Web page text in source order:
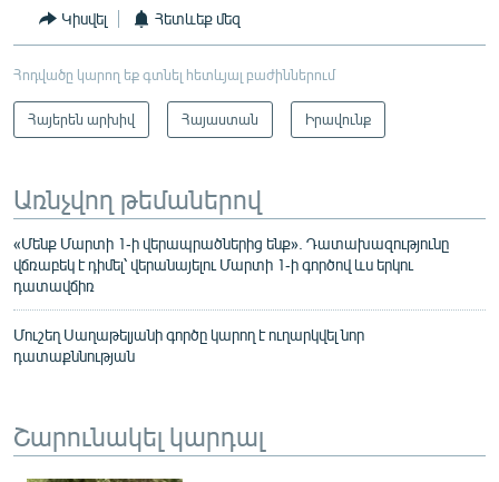
Կիսվել Հետևեք մեզ
Հոդվածը կարող եք գտնել հետևյալ բաժիններում
Հայերեն արխիվ Հայաստան Իրավունք
Առնչվող թեմաներով
«Մենք Մարտի 1-ի վերապրածներից ենք». Դատախազությունը
վճռաբեկ է դիմել՝ վերանայելու Մարտի 1-ի գործով ևս երկու
դատավճիռ
Մուշեղ Սաղաթելյանի գործը կարող է ուղարկվել նոր
դատաքննության
Շարունակել կարդալ